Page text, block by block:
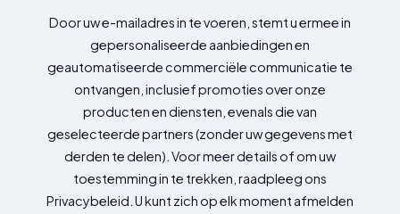
Door uw e-mailadres in te voeren, stemt u ermee in
gepersonaliseerde aanbiedingen en
geautomatiseerde commerciële communicatie te
ontvangen, inclusief promoties over onze
producten en diensten, evenals die van
geselecteerde partners (zonder uw gegevens met
derden te delen). Voor meer details of om uw
toestemming in te trekken, raadpleeg ons
Privacybeleid. U kunt zich op elk moment afmelden